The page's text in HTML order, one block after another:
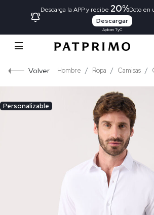
Descarga la APP y recibe 20%Dcto en
Descargar
Aplican TyC
Volver Hombre Ropa Camisas
Personalizable